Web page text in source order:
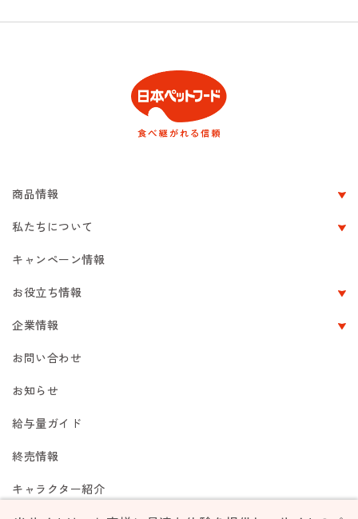
商品情報
私たちについて
キャンペーン情報
お役立ち情報
企業情報
お問い合わせ
お知らせ
給与量ガイド
終売情報
キャラクター紹介